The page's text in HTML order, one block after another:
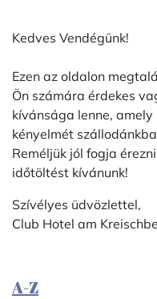
Kedves Vendégünk!
Ezen az oldalon
Ön számára érdekes
kívánsága lenne,
kényelmét
Reméljük jól fogja
időtöltést kívánunk!
Szívélyes üdvözlettel,
Club Hotel am
A-Z